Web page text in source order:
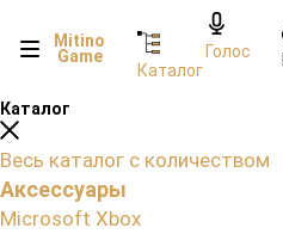
Mitino
Game
Каталог
Голос
Каталог
Весь каталог с количеством
Аксессуары
Microsoft Xbox